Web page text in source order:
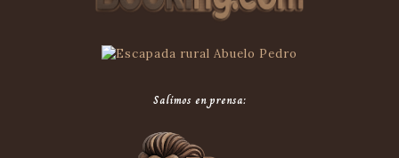
Salimos en prensa: